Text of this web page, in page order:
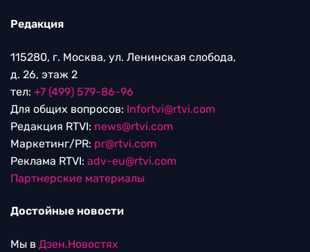
Редакция
115280, г. Москва, ул. Ленинская слобода,
д. 26, этаж 2
тел: +7 (499) 579-86-96
Для общих вопросов: Infortvi@rtvi.com
Редакция RTVI: news@rtvi.com
Маркетинг/PR: pr@rtvi.com
Реклама RTVI: adv-eu@rtvi.com
Партнерские материалы
Достойные новости
Мы в Дзен.Новостях